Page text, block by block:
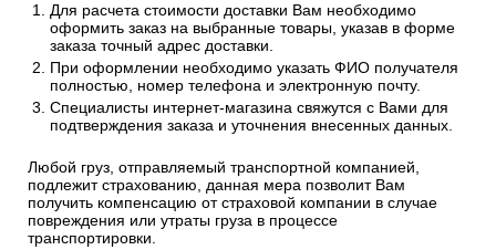
Для расчета стоимости доставки Вам необходимо
оформить заказ на выбранные товары, указав в форме
заказа точный адрес доставки.
При оформлении необходимо указать ФИО получателя
полностью, номер телефона и электронную почту.
Специалисты интернет-магазина свяжутся с Вами для
подтверждения заказа и уточнения внесенных данных.
Любой груз, отправляемый транспортной компанией,
подлежит страхованию, данная мера позволит Вам
получить компенсацию от страховой компании в случае
повреждения или утраты груза в процессе
транспортировки.